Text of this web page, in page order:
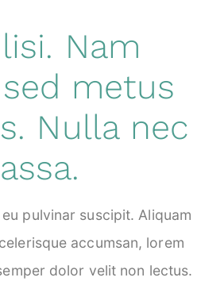
Nam
metus
Nulla nec
pulvinar suscipit. Aliquam
accumsan, lorem
dolor velit non lectus.